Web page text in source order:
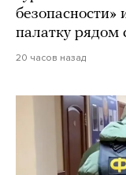
безопасности»
палатку рядом
20 часов назад